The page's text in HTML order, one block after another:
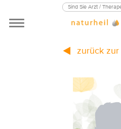
Sind Sie Arzt /
zurück